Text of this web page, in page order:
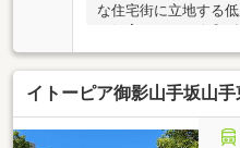
な住宅街に立地する
すぐにでもお住まい
歩7分
イトーピア御影山手坂山